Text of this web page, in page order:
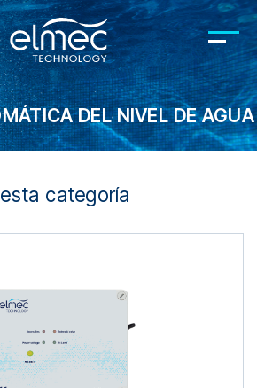
DEL NIVEL DE AGUA
categoría